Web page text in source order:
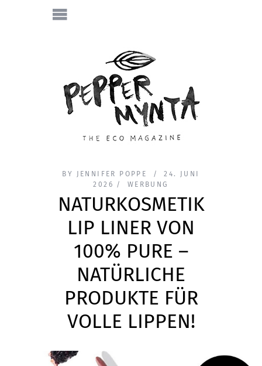
BY JENNIFER POPPE
24. JUNI
2026
WERBUNG
NATURKOSMETIK
LIP LINER VON
100% PURE –
NATÜRLICHE
PRODUKTE FÜR
VOLLE LIPPEN!